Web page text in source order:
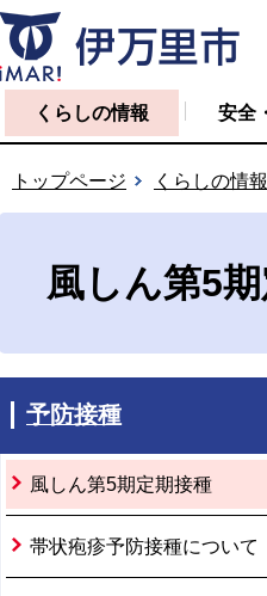
くらしの情報 安全
トップページ くらしの情報
風しん第5
予防接種
風しん第5期定期接種
帯状疱疹予防接種について